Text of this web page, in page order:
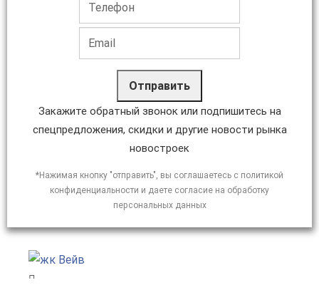
Отправить
Закажите обратный звонок или подпишитесь на
спецпредложения, скидки и другие новости рынка
новостроек
*Нажимая кнопку "отправить", вы соглашаетесь с политикой
конфиденциальности и даете согласие на обработку
персональных данных